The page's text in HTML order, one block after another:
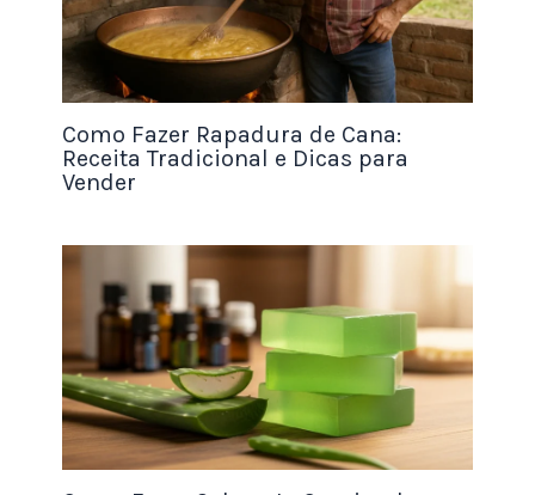
quer cobrar um preço premium, invista em potes
de vidro, que além de serem mais sustentáveis,
preservam melhor o sabor e dão um ar sofisticado
Se o foco for custo-benefício, os potes de plástico
seja impecável. O design do seu rótulo deve ser
limpo e moderno. Use cores que remetam à
natureza e à saúde, como tons de marrom, verde e
creme.
No rótulo, é obrigatório constar a tabela
nutricional, a data de fabricação, o prazo de
Como Fazer Rapadura de Cana:
Receita Tradicional e Dicas para
Vender